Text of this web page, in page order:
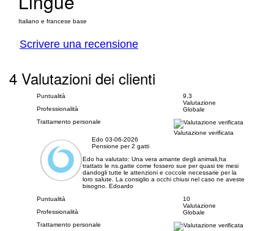
Italiano e francese base
Scrivere una recensione
4 Valutazioni dei clienti
Puntualità
Professionalità
Trattamento personale
9,3
Valutazione
Globale
Valutazione verificata
Edo 03-06-2026
Pensione per 2 gatti
Edo ha valutato: Una vera amante degli animali,ha
trattato le ns.gatte come fossero sue per quasi tre mesi
dandogli tutte le attenzioni e coccole necessarie per la
loro salute. La consiglio a occhi chiusi nel caso ne aveste
bisogno. Edoardo
Puntualità
Professionalità
Trattamento personale
10
Valutazione
Globale